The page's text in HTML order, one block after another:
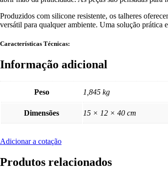
Produzidos com silicone resistente, os talheres
versátil para qualquer ambiente. Uma solução prática
Características Técnicas:
Informação adicional
Peso 1,845 kg
Dimensões 15 × 12 × 40 cm
Adicionar a cotação
Produtos relacionados